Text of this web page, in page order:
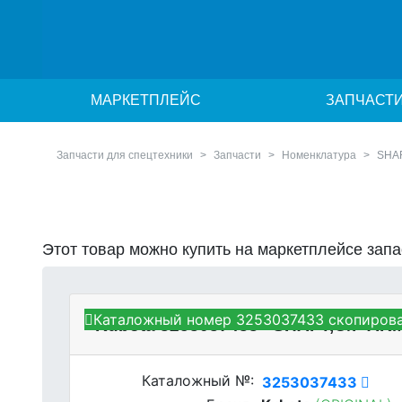
МАРКЕТПЛЕЙС ЗАПЧАСТИ
Запчасти для спецтехники Запчасти Номенклатура
Этот товар можно купить на маркетплейсе
Kubota 3253037433 - SHAFT,O/P
Каталожный №: 3253037433
Каталожный номер 3253037433